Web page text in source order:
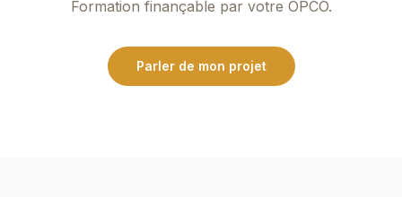
Formation finançable par votre OPCO.
Parler de mon projet